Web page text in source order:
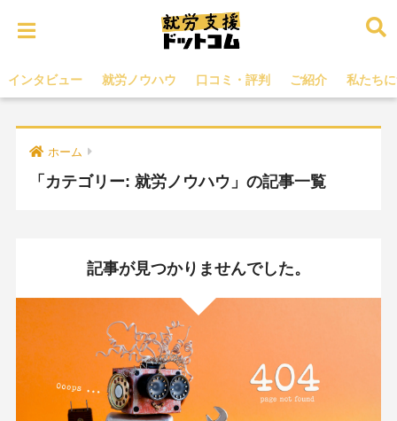
インタビュー 就労ノウハウ 口コミ・評判 ご紹介 私たち
ホーム
「カテゴリー: 就労ノウハウ 」の記事一覧
記事が見つかりませんでした。